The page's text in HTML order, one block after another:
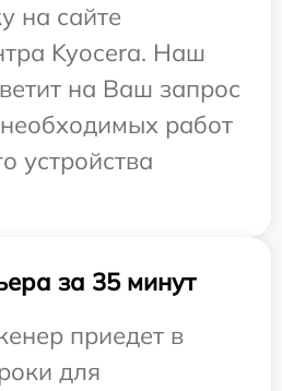
на сайте
Kyocera. Наш
на Ваш запрос
работ
устройства
за 35 минут
приедет в
для